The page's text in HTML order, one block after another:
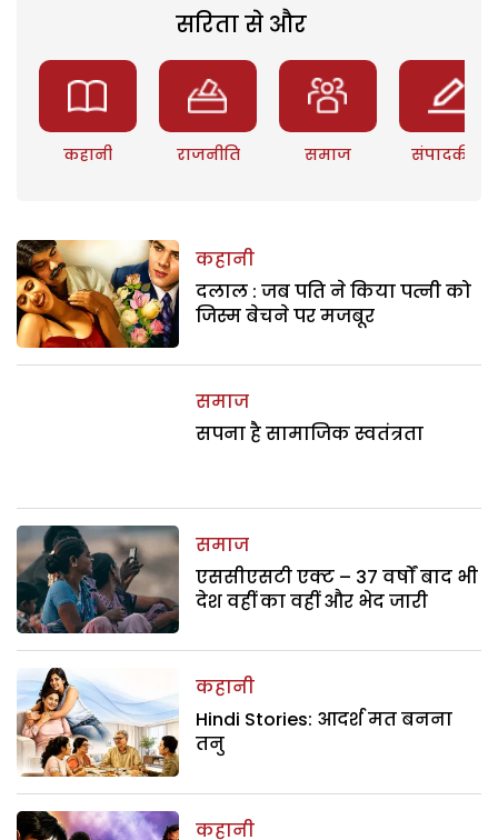
सरिता से और
कहानी राजनीति समाज संपादकीय
कहानी
दलाल : जब पति ने किया पत्नी को
जिस्म बेचने पर मजबूर
समाज
सपना है सामाजिक स्वतंत्रता
समाज
एससीएसटी एक्ट – 37 वर्षों बाद भी
देश वहीं का वहीं और भेद जारी
कहानी
Hindi Stories: आदर्श मत बनना
तनु
कहानी